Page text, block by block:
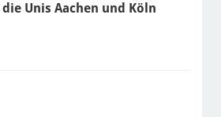
die Unis Aachen und Köln